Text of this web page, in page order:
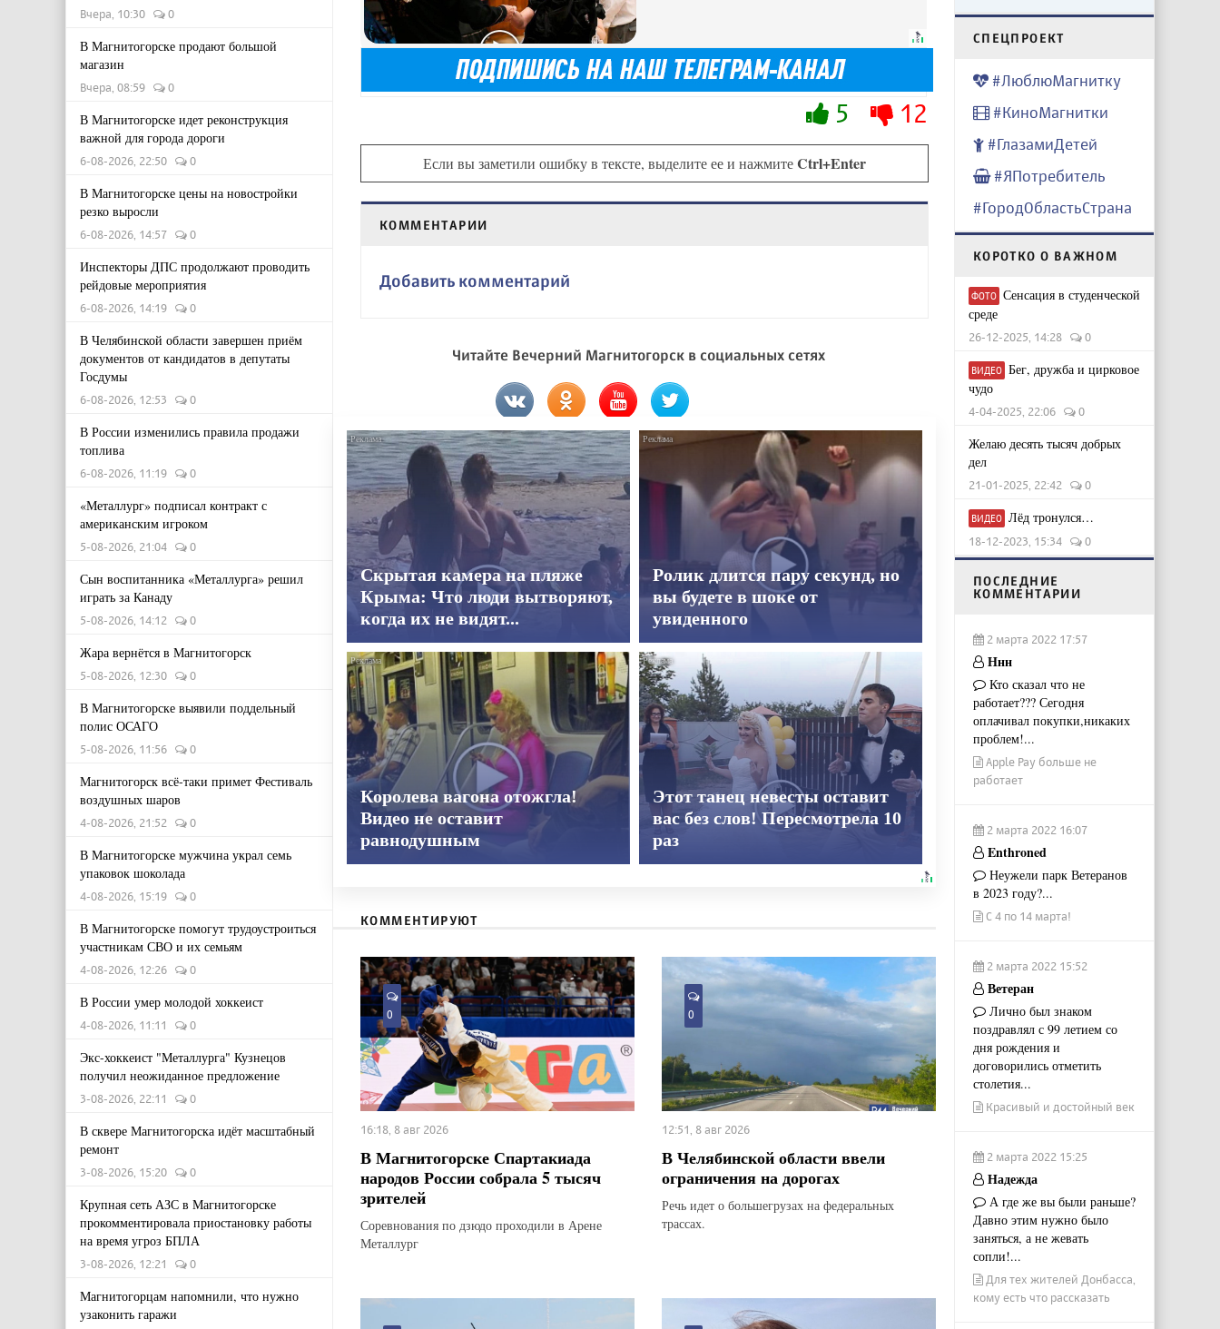
Вчера, 10:30 0
В Магнитогорске продают большой
магазин
Вчера, 08:59 0
В Магнитогорске идет реконструкция
важной для города дороги
6-08-2026, 22:50 0
В Магнитогорске цены на новостройки
резко выросли
6-08-2026, 14:57 0
Инспекторы ДПС продолжают проводить
рейдовые мероприятия
6-08-2026, 14:19 0
В Челябинской области завершен приём
документов от кандидатов в депутаты
Госдумы
6-08-2026, 12:53 0
В России изменились правила продажи
топлива
6-08-2026, 11:19 0
«Металлург» подписал контракт с
американским игроком
5-08-2026, 21:04 0
Сын воспитанника «Металлурга» решил
играть за Канаду
5-08-2026, 14:12 0
Жара вернётся в Магнитогорск
5-08-2026, 12:30 0
В Магнитогорске выявили поддельный
полис ОСАГО
5-08-2026, 11:56 0
Магнитогорск всё-таки примет Фестиваль
воздушных шаров
4-08-2026, 21:52 0
В Магнитогорске мужчина украл семь
упаковок шоколада
4-08-2026, 15:19 0
В Магнитогорске помогут трудоустроиться
участникам СВО и их семьям
4-08-2026, 12:26 0
В России умер молодой хоккеист
4-08-2026, 11:11 0
Экс-хоккеист "Металлурга" Кузнецов
получил неожиданное предложение
3-08-2026, 22:11 0
В сквере Магнитогорска идёт масштабный
ремонт
3-08-2026, 15:20 0
Крупная сеть АЗС в Магнитогорске
прокомментировала приостановку работы
на время угроз БПЛА
3-08-2026, 12:21 0
Магнитогорцам напомнили, что нужно
узаконить гаражи
5 12
Если вы заметили ошибку в тексте, выделите ее и нажмитеCtrl+Enter
КОММЕНТАРИИ
Добавить комментарий
Читайте Вечерний Магнитогорск в социальных сетях
Скрытая камера на пляже
Крыма: Что люди вытворяют,
когда их не видят...
Ролик длится пару секунд, но
вы будете в шоке от
увиденного
Королева вагона отожгла!
Видео не оставит
равнодушным
Этот танец невесты оставит
вас без слов! Пересмотрела 10
раз
КОММЕНТИРУЮТ
0
16:18, 8 авг 2026
В Магнитогорске Спартакиада
народов России собрала 5 тысяч
зрителей
Соревнования по дзюдо проходили в Арене
Металлург
0
12:51, 8 авг 2026
В Челябинской области ввели
ограничения на дорогах
Речь идет о большегрузах на федеральных
трассах.
CПЕЦПРОЕКТ
#ЛюблюМагнитку
#КиноМагнитки
#ГлазамиДетей
#ЯПотребитель
#ГородОбластьСтрана
КОРОТКО О ВАЖНОМ
ФОТО Сенсация в студенческой
среде
26-12-2025, 14:28 0
ВИДЕО Бег, дружба и цирковое
чудо
4-04-2025, 22:06 0
Желаю десять тысяч добрых
дел
21-01-2025, 22:42 0
ВИДЕО Лёд тронулся…
18-12-2023, 15:34 0
ПОСЛЕДНИЕ
КОММЕНТАРИИ
2 марта 2022 17:57
Ннн
Кто сказал что не
работает??? Сегодня
оплачивал покупки,никаких
проблем!...
Apple Pay больше не
работает
2 марта 2022 16:07
Enthroned
Неужели парк Ветеранов
в 2023 году?...
С 4 по 14 марта!
2 марта 2022 15:52
Ветеран
Лично был знаком
поздравлял с 99 летием со
дня рождения и
договорились отметить
столетия...
Красивый и достойный век
2 марта 2022 15:25
Надежда
А где же вы были раньше?
Давно этим нужно было
заняться, а не жевать
сопли!...
Для тех жителей Донбасса,
кому есть что рассказать